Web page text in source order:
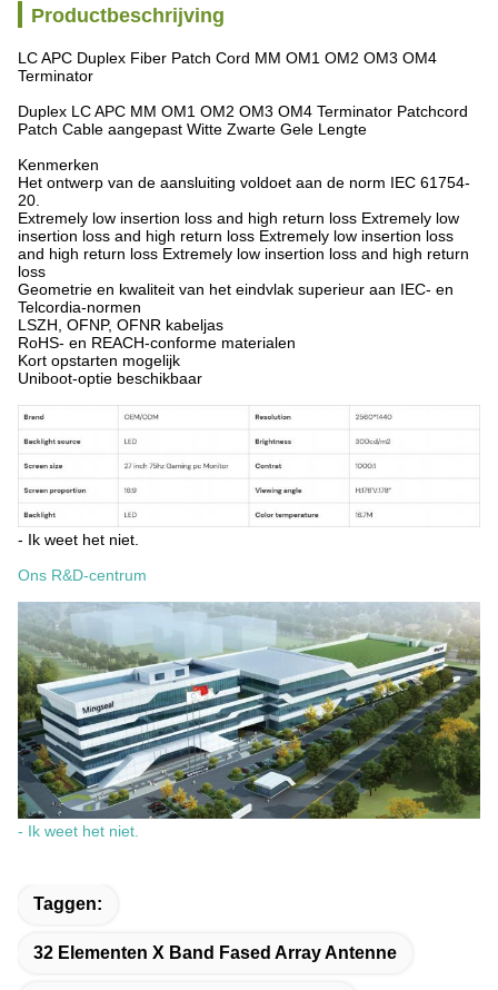
Productbeschrijving
LC APC Duplex Fiber Patch Cord MM OM1 OM2 OM3 OM4
Terminator
Duplex LC APC MM OM1 OM2 OM3 OM4 Terminator Patchcord
Patch Cable aangepast Witte Zwarte Gele Lengte
Kenmerken
Het ontwerp van de aansluiting voldoet aan de norm IEC 61754-
20.
Extremely low insertion loss and high return loss Extremely low
insertion loss and high return loss Extremely low insertion loss
and high return loss Extremely low insertion loss and high return
loss
Geometrie en kwaliteit van het eindvlak superieur aan IEC- en
Telcordia-normen
LSZH, OFNP, OFNR kabeljas
RoHS- en REACH-conforme materialen
Kort opstarten mogelijk
Uniboot-optie beschikbaar
- Ik weet het niet.
Ons R&D-centrum
- Ik weet het niet.
Taggen:
32 Elementen X Band Fased Array Antenne